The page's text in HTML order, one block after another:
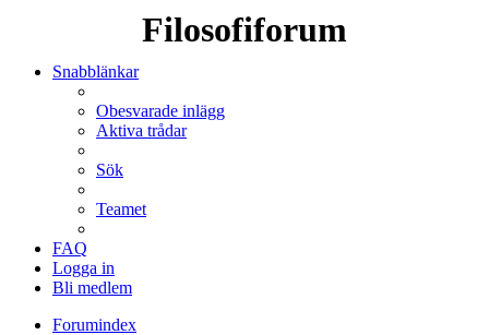
Filosofiforum
Snabblänkar
Obesvarade inlägg
Aktiva trådar
Sök
Teamet
FAQ
Logga in
Bli medlem
Forumindex